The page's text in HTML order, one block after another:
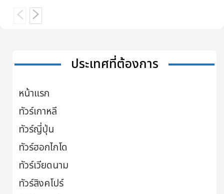
ประเทศที่ต้องการ
หน้าแรก
ทัวร์เกาหลี
ทัวร์ญี่ปุ่น
ทัวร์ฮอกไกโด
ทัวร์เวียดนาม
ทัวร์สิงคโปร์